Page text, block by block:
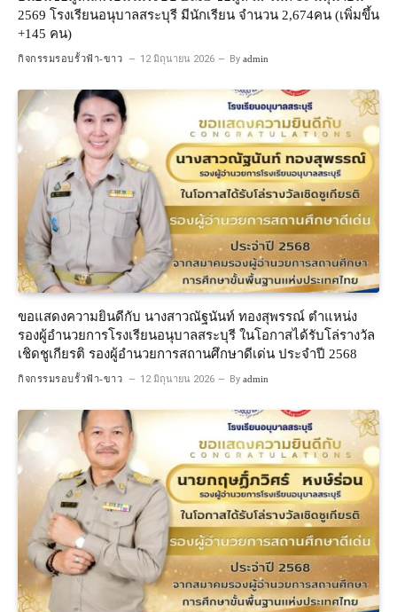
2569 โรงเรียนอนุบาลสระบุรี มีนักเรียน จำนวน 2,674คน (เพิ่มขึ้น
+145 คน)
กิจกรรมรอบรั้วฟ้า-ขาว 12 มิถุนายน 2026 By admin
ขอแสดงความยินดีกับ นางสาวณัฐนันท์ ทองสุพรรณ์ ตำแหน่ง
รองผู้อำนวยการโรงเรียนอนุบาลสระบุรี ในโอกาสได้รับโล่รางวัล
เชิดชูเกียรติ รองผู้อำนวยการสถานศึกษาดีเด่น ประจำปี 2568
กิจกรรมรอบรั้วฟ้า-ขาว 12 มิถุนายน 2026 By admin